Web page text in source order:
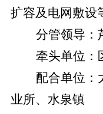
扩容及电网敷设
分管领导：
牵头单位：
配合单位：
业所、水泉镇